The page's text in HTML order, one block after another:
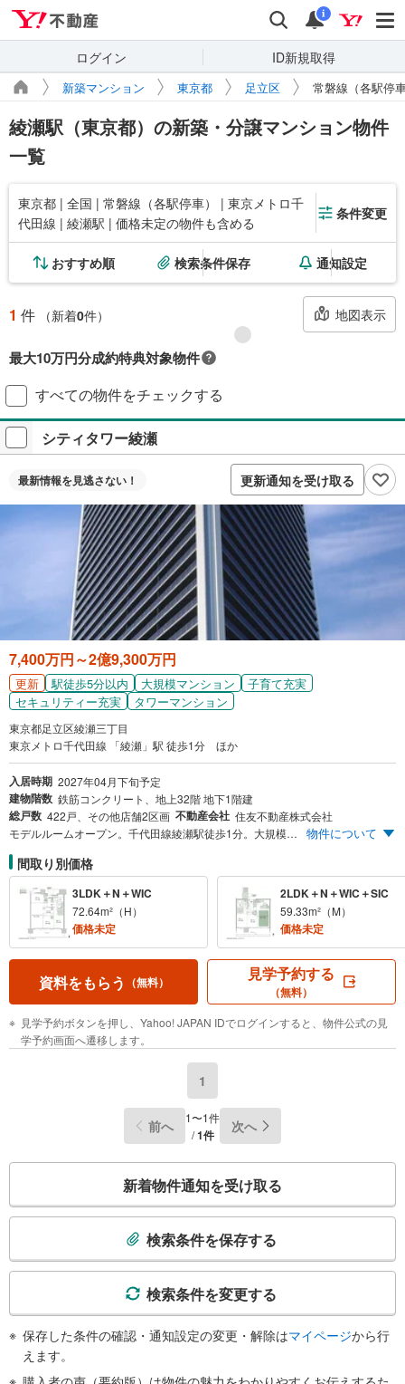
検索 通知
i
ログイン ID新規取得
新築マンション 東京都 足立区 常磐線（各駅停
綾瀬駅（東京都）の新築・分譲マンション物件
一覧
東京都 | 全国 | 常磐線（各駅停車） | 東京メトロ千
代田線 | 綾瀬駅 | 価格未定の物件も含める
条件変更
おすすめ順 検索条件保存 通知設定
1 件 （新着0件） 地図表示
最大10万円分成約特典対象物件
対象の新築マンションご成約で最大10万円相当のPayPayポイント※もら
える！毎月先着2,000名様（成約報告順）ご成約後に契約書アップロード
＋アンケート回答が必要です。
プレゼントの詳細を見る
すべての物件をチェックする
シティタワー綾瀬
最新情報を見逃さない！ 更新通知を受け取る
7,400万円～2億9,300万円
更新 駅徒歩5分以内 大規模マンション
子育て充実
セキュリティー充実
タワーマンション
東京都足立区綾瀬三丁目
東京メトロ千代田線 「綾瀬」駅 徒歩1分 ほか
入居時期 2027年04月下旬予定
建物階数 鉄筋コンクリート、地上32階 地下1階建
総戸数 422戸、その他店舗2区画 不動産会社 住友不動産株式会社
モデルルームオープン。千代田線綾瀬駅徒歩1分。大規模制震タワーレジデンス。 ※1.「東京メトロ千代田線沿線最大」:1995年以降に東京メトロ千代田線の駅を最寄りとして供給された分譲マンションのうち、本物件の総戸数422戸は単独事業主で過去最大規模の戸数となります。MRC入力ベースで、1期・新規販売が1995年1月以降の物件のみ。
物件について
間取り別価格
3LDK＋N＋WIC
72.64m²（H）
価格未定
2LDK＋N＋WIC＋SIC
59.33m²（M）
価格未定
資料をもらう （無料） 見学予約する
（無料）
見学予約ボタンを押し、Yahoo! JAPAN IDでログインすると、物件公式の見
学予約画面へ遷移します。
1
前へ
1〜1件
/1件 次へ
検
件
通
知
新着物件通知を受け取る
検索条件を保存する
検索条件を変更する
保存した条件の確認・通知設定の変更・解除はマイページから行
えます。